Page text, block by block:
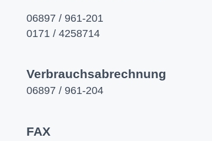
06897 / 961-201
0171 / 4258714
Verbrauchsabrechnung
06897 / 961-204
FAX